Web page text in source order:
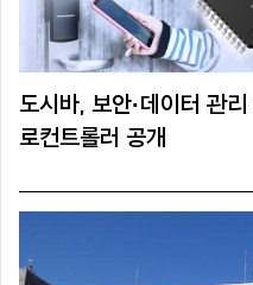
도시바, 보안·데이터 관
로컨트롤러 공개